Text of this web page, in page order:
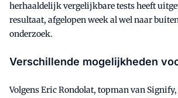
herhaaldelijk vergelijkbare tests heeft
resultaat, afgelopen week al wel naar
onderzoek.
Verschillende mogelijkheden
Volgens Eric Rondolat, topman van